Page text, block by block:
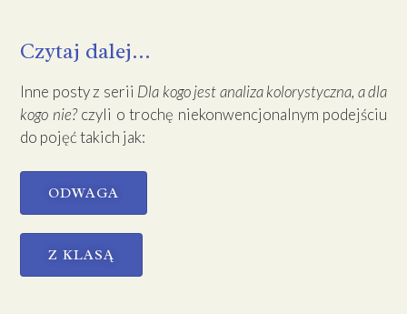
Czytaj dalej...
Inne posty z serii Dla kogo jest analiza kolorystyczna, a dla
kogo nie?czyli o trochę niekonwencjonalnym podejściu
do pojęć takich jak:
ODWAGA
Z KLASĄ